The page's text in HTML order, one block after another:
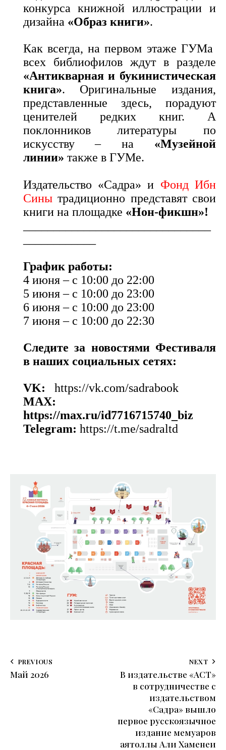
конкурса книжной иллюстрации и
дизайна «Образ книги».
Как всегда, на первом этаже ГУМа
всех библиофилов ждут в разделе
«Антикварная и букинистическая
книга». Оригинальные издания,
представленные здесь, порадуют
ценителей редких книг. А
поклонников литературы по
искусству – на «Музейной
линии» также в ГУМе.
Издательство «Садра» и Фонд Ибн
Сины традиционно представят свои
книги на площадке «Нон‑фикшн»!
График работы:
4 июня – с 10:00 до 22:00
5 июня – с 10:00 до 23:00
6 июня – с 10:00 до 23:00
7 июня – с 10:00 до 22:30
Следите за новостями Фестиваля
в наших социальных сетях:
VK: https://vk.com/sadrabook
MAX:
https://max.ru/id7716715740_biz
Telegram: https://t.me/sadraltd
PREVIOUS
Май 2026
NEXT
В издательстве «АСТ»
в сотрудничестве с
издательством
«Садра» вышло
первое русскоязычное
издание мемуаров
аятоллы Али Хаменеи